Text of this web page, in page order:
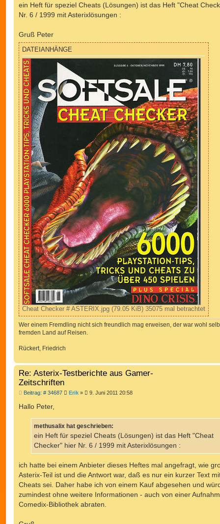
r
a
g
ein Heft für speziel Cheats (Lösungen) ist das Heft "Cheat
Nr. 6 / 1999 mit Asterixlösungen :
Gruß Peter
DATEIANHÄNGE
Cheat Checker # ASTERIX.jpg (79.05 KiB) 35075 mal betrachtet
Wer einem Fremdling nicht sich freundlich mag erweisen, der war wohl
fremden Land auf Reisen.
Rückert, Friedrich
Re: Asterix-Testberichte aus Gamer-
Zeitschriften
Beitrag: # 34687B
r
a
Erik » 9. Juni 2011 20:58
Hallo Peter,
methusalix hat geschrieben:
ein Heft für speziel Cheats (Lösungen) ist das Heft "Cheat
Checker" hier Nr. 6 / 1999 mit Asterixlösungen :
ich hatte bei einem Anbieter dieses Heftes mal angefragt, wie
Asterix-Teil ist und die Antwort war, daß es nur ein kurzer Text
Cheats sei. Daher habe ich von einem Kauf abgesehen und
zumindest ohne weitere Informationen - auch von einer
Comedix-Bibliothek abraten.